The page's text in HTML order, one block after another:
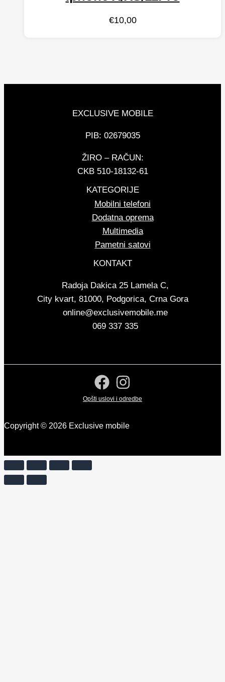
€10,00
EXCLUSIVE MOBILE
PIB: 02679035
ŽIRO – RAČUN:
CKB 510-18132-61
KATEGORIJE
Mobilni telefoni
Dodatna oprema
Multimedia
Pametni satovi
KONTAKT
Radoja Dakica 25 Lamela C,
City kvart, 81000, Podgorica, Crna Gora
online@exclusivemobile.me
069 337 335
Opšti uslovi i odredbe
Copyright © 2026 Exclusive mobile